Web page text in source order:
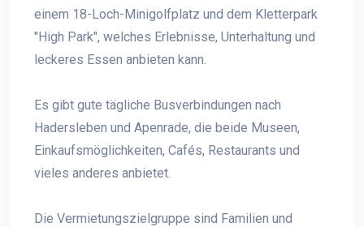
einem 18-Loch-Minigolfplatz und dem Kletterpark
"High Park", welches Erlebnisse, Unterhaltung und
leckeres Essen anbieten kann.
Es gibt gute tägliche Busverbindungen nach
Hadersleben und Apenrade, die beide Museen,
Einkaufsmöglichkeiten, Cafés, Restaurants und
vieles anderes anbietet.
Die Vermietungszielgruppe sind Familien und